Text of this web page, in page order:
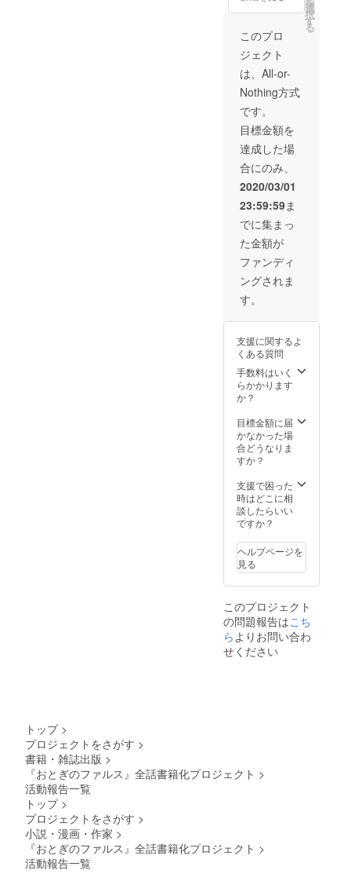
紙→デ
ザイン2
種（ア
メリア
＆ヒズ
ベルト
リリー
＆ブル
スト＆
ゼベッ
ト）か
ら1つ選
択して
下さい
セット
・書籍
収納
BOX ・
『おと
ぎの
ファル
ス』特
収納
BOXへ
のサイ
ン ・九
目先生
描き下
ろしイ
ラスト
複製色
紙2枚
→2種類
ともの
ご用意
描き下
イン色
紙(リク
エスト
式) ※
描き下
イン色
紙→お
好きな
キャラ
(複数名
可）を
ご支援
の際に
「備考
欄」へ
宛名を
沿えて
下さ
い。服
装や表
情のご
指定も
選
択
す
る
このプロ
ジェクト
は、All-or-
Nothing方式
です。
目標金額を
達成した場
合にのみ、
2020/03/01
23:59:59ま
でに集まっ
た金額が
ファンディ
ングされま
す。
支援に関するよ
くある質問
手数料はいく
らかかります
か？
目標金額に届
かなかった場
合どうなりま
すか？
支援で困った
時はどこに相
談したらいい
ですか？
ヘルプページを
見る
このプロジェクト
の問題報告はこち
らよりお問い合わ
せください
トップ >
プロジェクトをさがす >
書籍・雑誌出版 >
『おとぎのファルス』全話書籍化プロジェクト >
活動報告一覧
トップ >
プロジェクトをさがす >
小説・漫画・作家 >
『おとぎのファルス』全話書籍化プロジェクト >
活動報告一覧